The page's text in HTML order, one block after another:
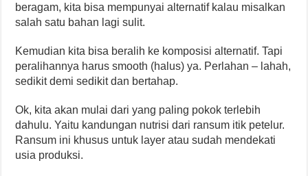
beragam, kita bisa mempunyai alternatif kalau misalkan
salah satu bahan lagi sulit.
Kemudian kita bisa beralih ke komposisi alternatif. Tapi
peralihannya harus smooth (halus) ya. Perlahan – lahah,
sedikit demi sedikit dan bertahap.
Ok, kita akan mulai dari yang paling pokok terlebih
dahulu. Yaitu kandungan nutrisi dari ransum itik petelur.
Ransum ini khusus untuk layer atau sudah mendekati
usia produksi.